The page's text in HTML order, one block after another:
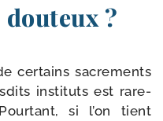
?
cer­tains sacre­ments
ins­ti­tuts est rare­
si l’on tient